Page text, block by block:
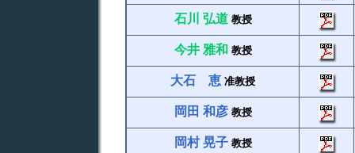
石川 弘道 教授
今井 雅和 教授
大石 恵 准教授
岡田 和彦 教授
岡村 晃子 教授